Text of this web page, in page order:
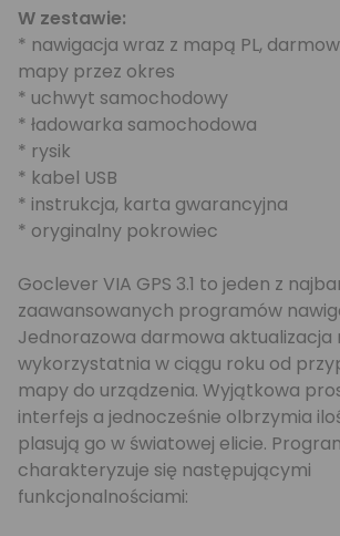
W zestawie:
* nawigacja wraz z mapą PL,
mapy przez okres
* uchwyt samochodowy
* ładowarka samochodowa
* rysik
* kabel USB
* instrukcja, karta gwarancyjna
* oryginalny pokrowiec
Goclever VIA GPS 3.1 to jeden z
zaawansowanych programów
Jednorazowa darmowa aktualizacja
wykorzystatnia w ciągu roku od
mapy do urządzenia. Wyjątkowa
interfejs a jednocześnie olbrzymia
plasują go w światowej elicie.
charakteryzuje się następującymi
funkcjonalnościami: